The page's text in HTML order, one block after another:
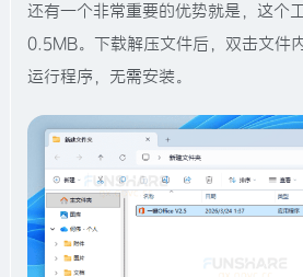
还有一个非常重要的优势就是，这个
0.5MB。下载解压文件后，双击文件
运行程序，无需安装。